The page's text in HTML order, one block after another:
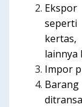
lainnya
Impor